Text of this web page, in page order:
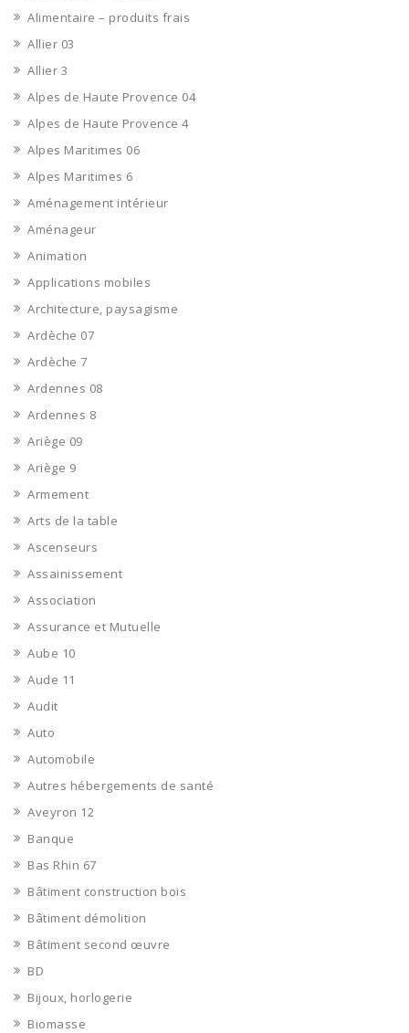
Alimentaire – produits frais
Allier 03
Allier 3
Alpes de Haute Provence 04
Alpes de Haute Provence 4
Alpes Maritimes 06
Alpes Maritimes 6
Aménagement intérieur
Aménageur
Animation
Applications mobiles
Architecture, paysagisme
Ardèche 07
Ardèche 7
Ardennes 08
Ardennes 8
Ariège 09
Ariège 9
Armement
Arts de la table
Ascenseurs
Assainissement
Association
Assurance et Mutuelle
Aube 10
Aude 11
Audit
Auto
Automobile
Autres hébergements de santé
Aveyron 12
Banque
Bas Rhin 67
Bâtiment construction bois
Bâtiment démolition
Bâtiment second œuvre
BD
Bijoux, horlogerie
Biomasse